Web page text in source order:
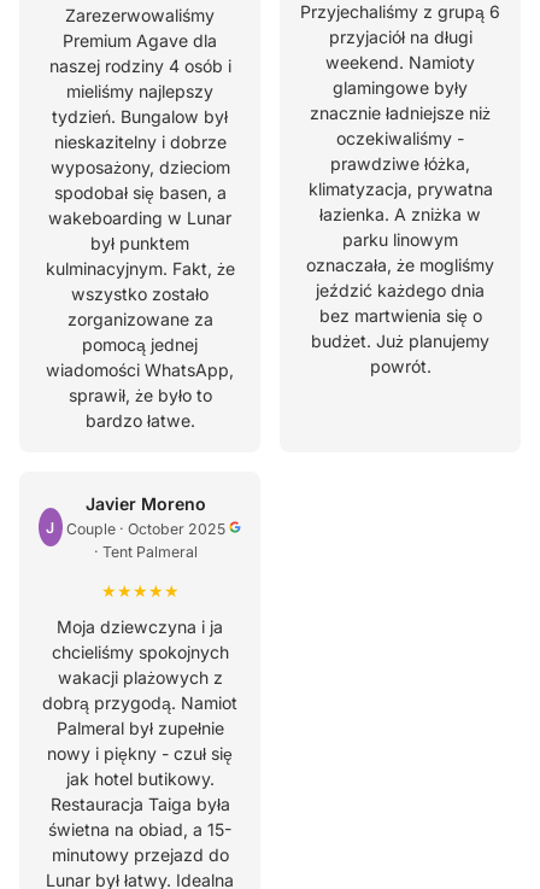
Zarezerwowaliśmy
Premium Agave dla
naszej rodziny 4 osób i
mieliśmy najlepszy
tydzień. Bungalow był
nieskazitelny i dobrze
wyposażony, dzieciom
spodobał się basen, a
wakeboarding w Lunar
był punktem
kulminacyjnym. Fakt, że
wszystko zostało
zorganizowane za
pomocą jednej
wiadomości WhatsApp,
sprawił, że było to
bardzo łatwe.
Przyjechaliśmy z grupą 6
przyjaciół na długi
weekend. Namioty
glamingowe były
znacznie ładniejsze niż
oczekiwaliśmy -
prawdziwe łóżka,
klimatyzacja, prywatna
łazienka. A zniżka w
parku linowym
oznaczała, że mogliśmy
jeździć każdego dnia
bez martwienia się o
budżet. Już planujemy
powrót.
J
Javier Moreno
Couple · October 2025
· Tent Palmeral
★★★★★
Moja dziewczyna i ja
chcieliśmy spokojnych
wakacji plażowych z
dobrą przygodą. Namiot
Palmeral był zupełnie
nowy i piękny - czuł się
jak hotel butikowy.
Restauracja Taiga była
świetna na obiad, a 15-
minutowy przejazd do
Lunar był łatwy. Idealna